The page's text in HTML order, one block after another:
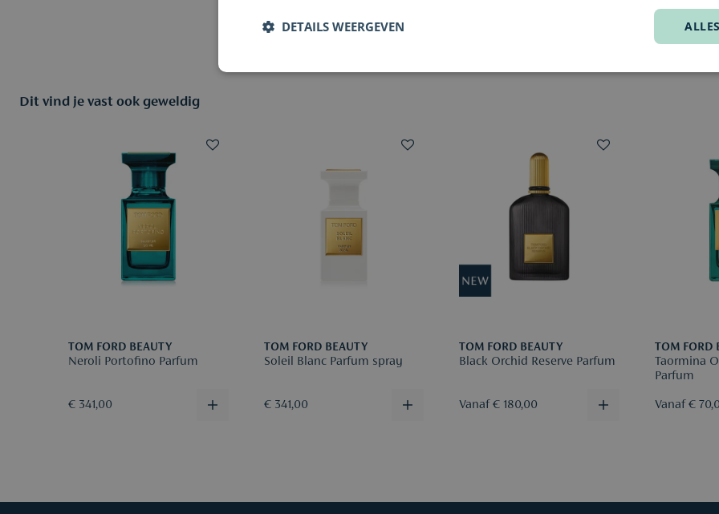
team helpt
Neem
We streven
(deze
Meld je
Meer info
Dit vind je vast ook geweldig
TOM FORD BEAUTY
Neroli Portofino Parfum
€ 341,00
TOM FORD BEAUTY
Soleil Blanc Parfum spray
€ 341,00
TOM FORD BEAUTY
Black Orchid Reserve Parfum
Vanaf € 180,00
TOM FORD
Taormina
Parfum
Vanaf €
DETAILS WEERGEVEN